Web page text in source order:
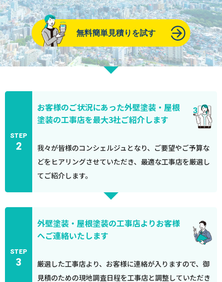
無料簡単見積りを試す
STEP
2
お客様のご状況にあった外壁塗装・屋根
塗装の工事店を最大3社ご紹介します
我々が皆様のコンシェルジュとなり、ご要望やご予算な
どをヒアリングさせていただき、最適な工事店を厳選し
てご紹介します。
STEP
3
外壁塗装・屋根塗装の工事店よりお客様
へご連絡いたします
厳選した工事店より、お客様に連絡が入りますので、御
見積のための現地調査日程を工事店と調整していただき